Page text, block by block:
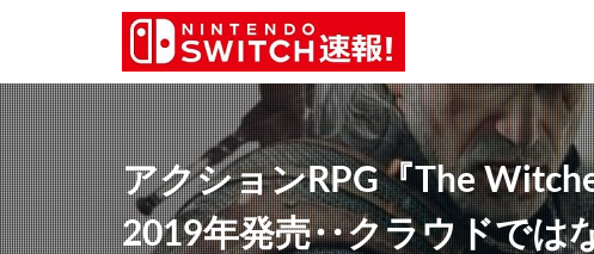
アクションRPG『The
2019年発売‥クラウドでは